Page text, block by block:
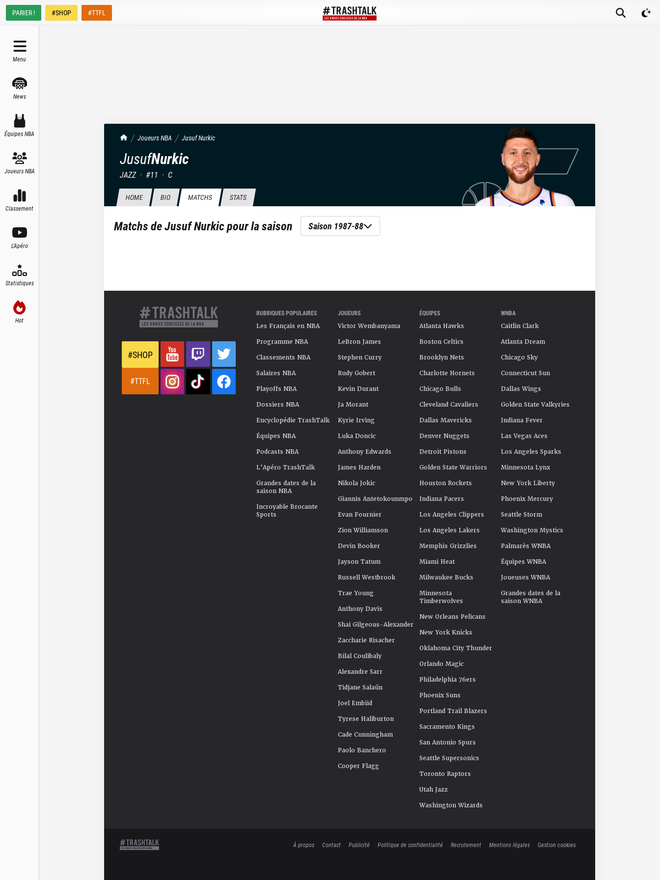
PARIER ! #SHOP #TTFL
Menu
News
Équipes NBA
Joueurs NBA
Classement
L'Apéro
Statistiques
Hot
TrashTalk Actu NBA
Joueurs NBA JusufNurkic
JusufNurkic
JAZZ · #11 · C
HOME BIO MATCHS STATS
Matchs deJusuf Nurkicpour la saison Saison 1987-88
#SHOP
#TTFL
RUBRIQUES POPULAIRES
Les Français en NBA
Programme NBA
Classements NBA
Salaires NBA
Playoffs NBA
Dossiers NBA
Encyclopédie TrashTalk
Équipes NBA
Podcasts NBA
L'Apéro TrashTalk
Grandes dates de la
saison NBA
Incroyable Brocante
Sports
JOUEURS
Victor Wembanyama
LeBron James
Stephen Curry
Rudy Gobert
Kevin Durant
Ja Morant
Kyrie Irving
Luka Doncic
Anthony Edwards
James Harden
Nikola Jokic
Giannis Antetokounmpo
Evan Fournier
Zion Williamson
Devin Booker
Jayson Tatum
Russell Westbrook
Trae Young
Anthony Davis
Shai Gilgeous-Alexander
Zaccharie Risacher
Bilal Coulibaly
Alexandre Sarr
Tidjane Salaün
Joel Embiid
Tyrese Haliburton
Cade Cunningham
Paolo Banchero
Cooper Flagg
ÉQUIPES
Atlanta Hawks
Boston Celtics
Brooklyn Nets
Charlotte Hornets
Chicago Bulls
Cleveland Cavaliers
Dallas Mavericks
Denver Nuggets
Detroit Pistons
Golden State Warriors
Houston Rockets
Indiana Pacers
Los Angeles Clippers
Los Angeles Lakers
Memphis Grizzlies
Miami Heat
Milwaukee Bucks
Minnesota
Timberwolves
New Orleans Pelicans
New York Knicks
Oklahoma City Thunder
Orlando Magic
Philadelphia 76ers
Phoenix Suns
Portland Trail Blazers
Sacramento Kings
San Antonio Spurs
Seattle Supersonics
Toronto Raptors
Utah Jazz
Washington Wizards
WNBA
Caitlin Clark
Atlanta Dream
Chicago Sky
Connecticut Sun
Dallas Wings
Golden State Valkyries
Indiana Fever
Las Vegas Aces
Los Angeles Sparks
Minnesota Lynx
New York Liberty
Phoenix Mercury
Seattle Storm
Washington Mystics
Palmarès WNBA
Équipes WNBA
Joueuses WNBA
Grandes dates de la
saison WNBA
À propos Contact Publicité Politique de confidentialité Recrutement Mentions légales Gestion cookies